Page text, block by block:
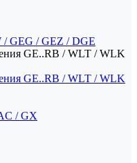
GEG / GEZ / DGE
GE..RB / WLT / WLK
GE..RB / WLT / WLK
/ GX